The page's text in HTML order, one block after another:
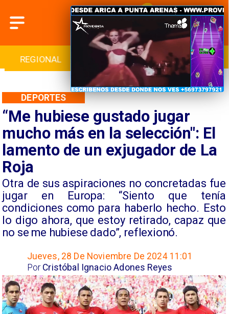
INTERNACIONAL DEPORTES CULTURA
“Me hubiese gustado jugar
mucho más en la selección": El
lamento de un exjugador de La
Roja
​Otra de sus aspiraciones no concretadas fue
jugar en Europa: “Siento que tenía
condiciones como para haberlo hecho. Esto
lo digo ahora, que estoy retirado, capaz que
no se me hubiese dado”, reflexionó.
DEPORTES
Jueves, 28 De Noviembre De 2024 11:01
Cristóbal Ignacio Adones Reyes
Por